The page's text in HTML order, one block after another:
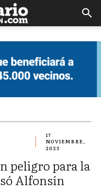
17
NOVIEMBRE,
2023
peligro para la
Alfonsín